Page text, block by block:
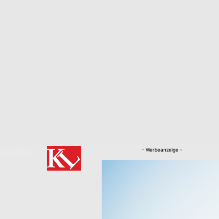
- Werbeanzeige -